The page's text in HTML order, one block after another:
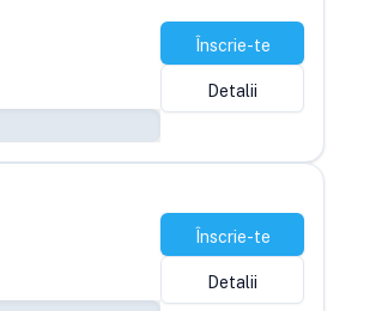
Înscrie-te
Detalii
Înscrie-te
Detalii